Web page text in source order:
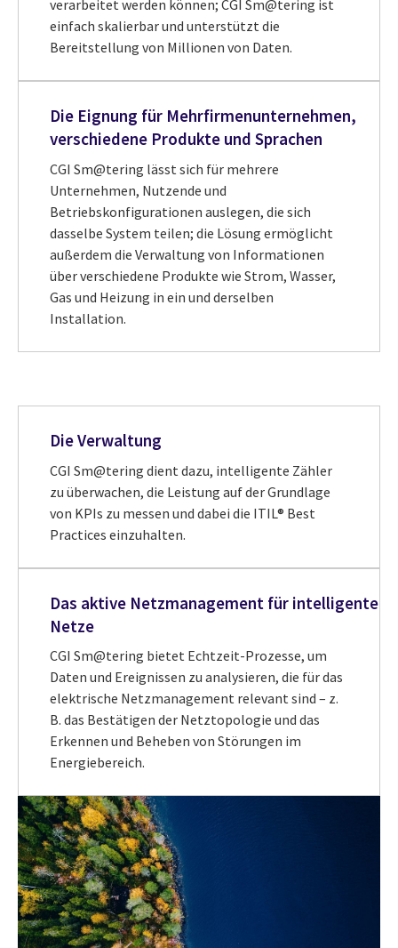
verarbeitet werden können; CGI Sm@tering ist
einfach skalierbar und unterstützt die
Bereitstellung von Millionen von Daten.
Die Eignung für Mehrfirmenunternehmen,
verschiedene Produkte und Sprachen
CGI Sm@tering lässt sich für mehrere
Unternehmen, Nutzende und
Betriebskonfigurationen auslegen, die sich
dasselbe System teilen; die Lösung ermöglicht
außerdem die Verwaltung von Informationen
über verschiedene Produkte wie Strom, Wasser,
Gas und Heizung in ein und derselben
Installation.
Die Verwaltung
CGI Sm@tering dient dazu, intelligente Zähler
zu überwachen, die Leistung auf der Grundlage
von KPIs zu messen und dabei die ITIL® Best
Practices einzuhalten.
Das aktive Netzmanagement für intelligente
Netze
CGI Sm@tering bietet Echtzeit-Prozesse, um
Daten und Ereignissen zu analysieren, die für das
elektrische Netzmanagement relevant sind – z.
B. das Bestätigen der Netztopologie und das
Erkennen und Beheben von Störungen im
Energiebereich.